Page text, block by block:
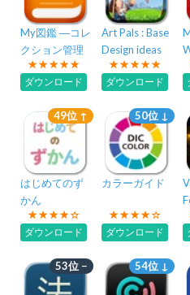
My図鑑 ―コレ
クション管理
アプリ―
ダウンロード
Art Pals : Base
Design ideas
ダウンロード
49位 ↑
はじめてのず
かん
ダウンロード
50位 ↓
カラーガイド
ダウンロード
53位 − 54位 ↓